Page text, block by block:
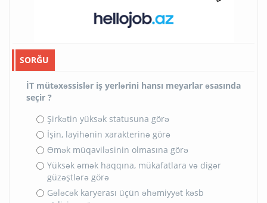
SORĞU
İT mütəxəssislər iş yerlərini hansı meyarlar əsasında
seçir ?
Şirkətin yüksək statusuna görə
İşin, layihənin xarakterinə görə
Əmək müqaviləsinin olmasına görə
Yüksək əmək haqqına, mükafatlara və digər
güzəştlərə görə
Gələcək karyerası üçün əhəmiyyət kəsb